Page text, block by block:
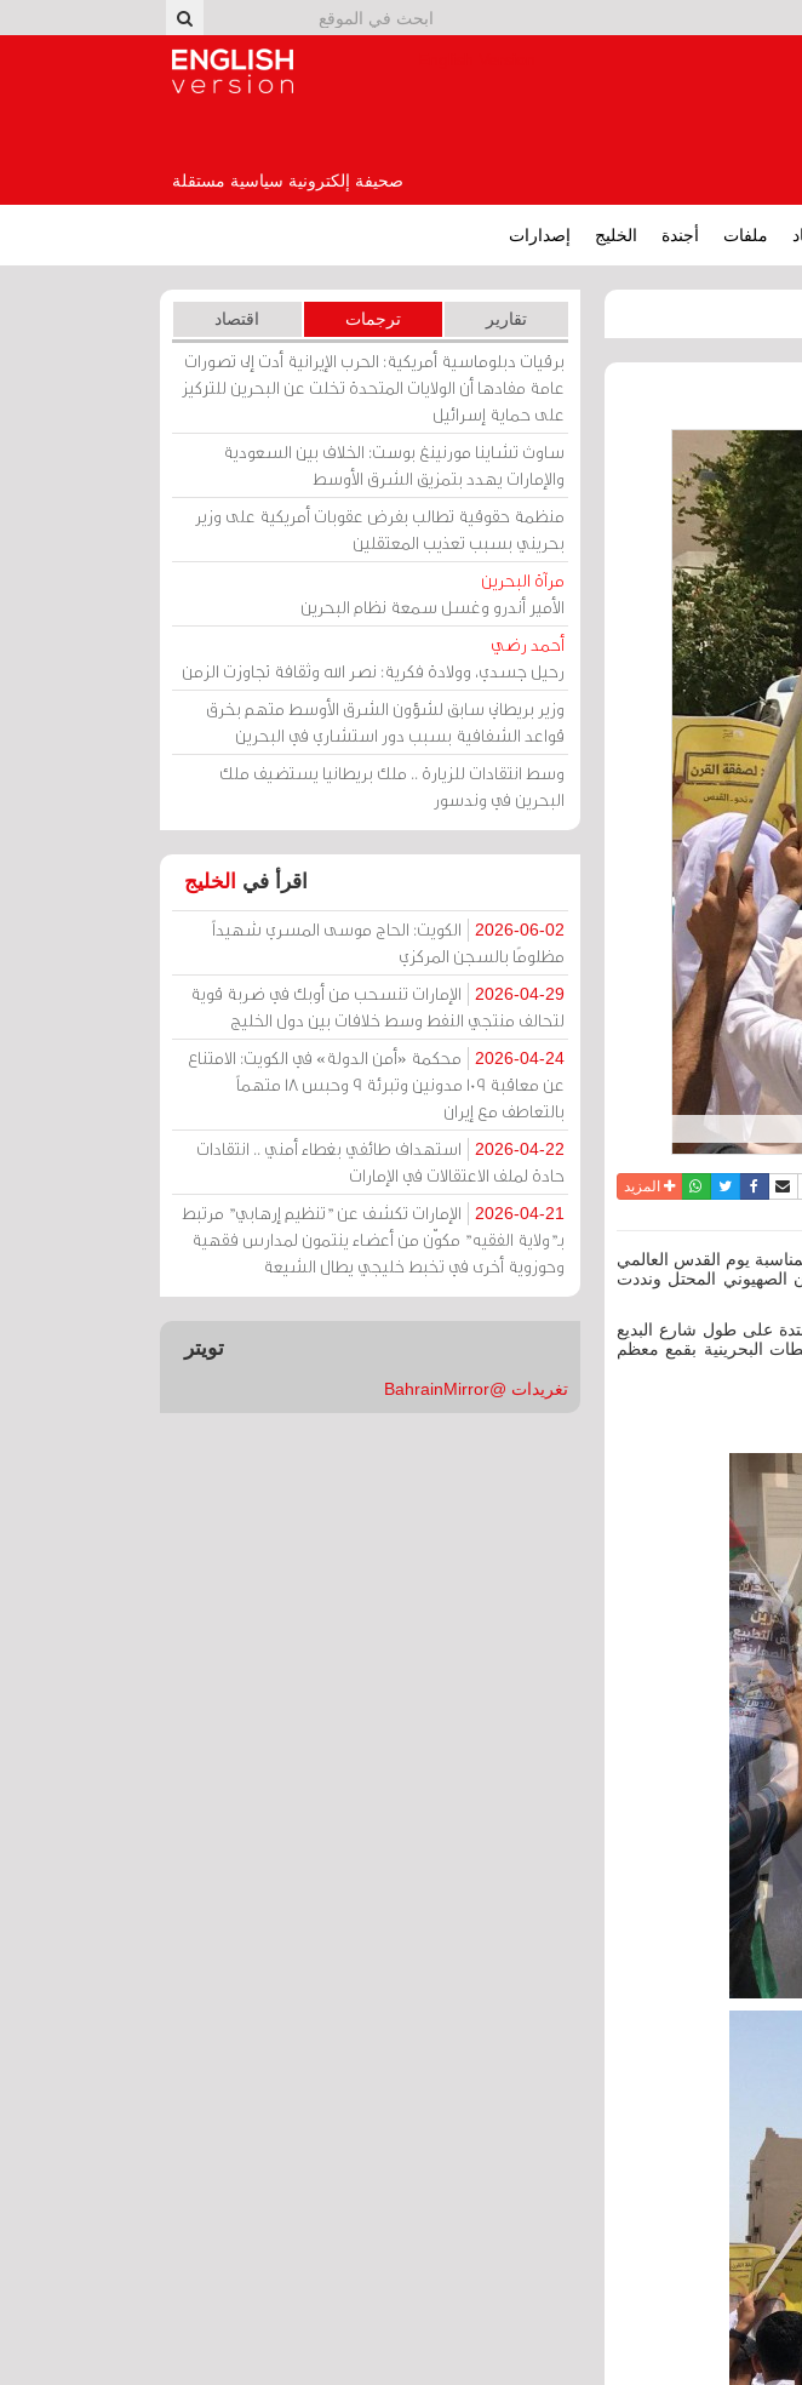
صحيفة إلكترونية سياسية مستقلة
ملفات أجندة الخليج إصدارات
الموضوع
أرسل الى صديق
فيسبوكتويترواتسابالمزيد
من المسيرات المتفرقة بمناسبة يوم القدس العالمي
الصهيوني المحتل ونددت
على طول شارع البديع
البحرينية بقمع معظم
تقارير ترجمات اقتصاد
برقيات دبلوماسية أمريكية: الحرب الإيرانية أدت إلى تصورات
عامة مفادها أن الولايات المتحدة تخلت عن البحرين للتركيز
على حماية إسرائيل
ساوث تشاينا مورنينغ بوست: الخلاف بين السعودية
والإمارات يهدد بتمزيق الشرق الأوسط
منظمة حقوقية تطالب بفرض عقوبات أمريكية على وزير
بحريني بسبب تعذيب المعتقلين
مرآة البحرين
الأمير أندرو وغسل سمعة نظام البحرين
أحمد رضي
رحيل جسدي، وولادة فكرية: نصر الله وثقافة تجاوزت الزمن
وزير بريطاني سابق لشؤون الشرق الأوسط متهم بخرق
قواعد الشفافية بسبب دور استشاري في البحرين
وسط انتقادات للزيارة .. ملك بريطانيا يستضيف ملك
البحرين في وندسور
اقرأ في الخليج
2026-06-02
الكويت: الحاج موسى المسري شهيداً
مظلومًا بالسجن المركزي
2026-04-29
الإمارات تنسحب من أوبك في ضربة قوية
لتحالف منتجي النفط وسط خلافات بين دول الخليج
2026-04-24
محكمة «أمن الدولة» في الكويت: الامتناع
عن معاقبة 109 مدونين وتبرئة 9 وحبس 18 متهماً
بالتعاطف مع إيران
2026-04-22
استهداف طائفي بغطاء أمني .. انتقادات
حادة لملف الاعتقالات في الإمارات
2026-04-21
الإمارات تكشف عن "تنظيم إرهابي" مرتبط
بـ"ولاية الفقيه" مكوّن من أعضاء ينتمون لمدارس فقهية
وحوزوية أخرى في تخبط خليجي يطال الشيعة
تويتر
تغريدات @BahrainMirror